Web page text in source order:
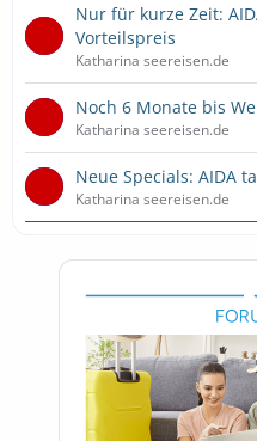
Nur für kurze Zeit:
Vorteilspreis
Katharina seereisen.de
Noch 6 Monate bis
Katharina seereisen.de
Neue Specials: AIDA
Katharina seereisen.de